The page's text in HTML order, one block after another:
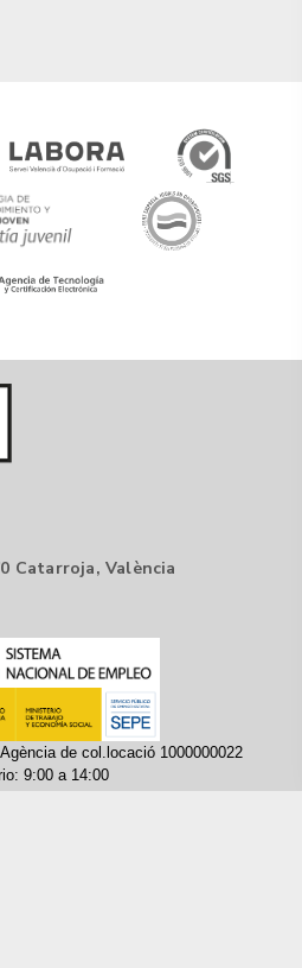
Catarroja, València
de col.locació 1000000022
9:00 a 14:00